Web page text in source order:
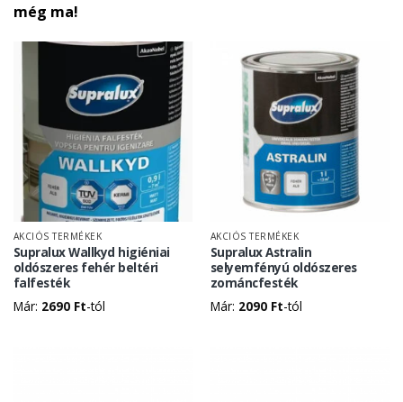
még ma!
AKCIÓS TERMÉKEK
Supralux Wallkyd higiéniai
oldószeres fehér beltéri
falfesték
Már: 2690 Ft-tól
AKCIÓS TERMÉKEK
Supralux Astralin
selyemfényú oldószeres
zománcfesték
Már: 2090 Ft-tól